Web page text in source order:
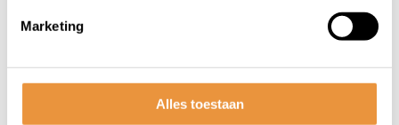
Marketing
Alles toestaan
Kettingslot ART3 150cm
Op voorraad